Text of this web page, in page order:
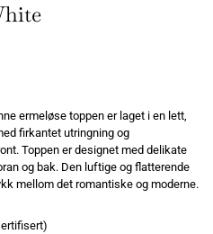
ermeløse toppen er laget i en lett,
firkantet utringning og
Toppen er designet med delikate
og bak. Den luftige og flatterende
mellom det romantiske og moderne.